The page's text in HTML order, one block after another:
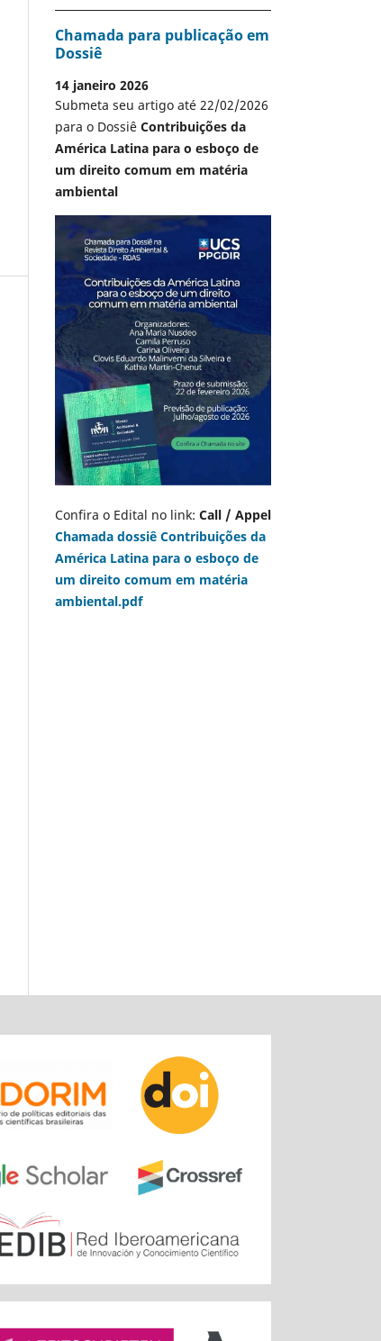
Chamada para publicação em
Dossiê
14 janeiro 2026
Submeta seu artigo até 22/02/2026
para o Dossiê Contribuições da
América Latina para o esboço de
um direito comum em matéria
ambiental
Confira o Edital no link: Call / Appel
Chamada dossiê Contribuições da
América Latina para o esboço de
um direito comum em matéria
ambiental.pdf